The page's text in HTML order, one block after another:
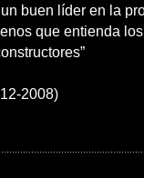
buen líder en la
que entienda
2008)